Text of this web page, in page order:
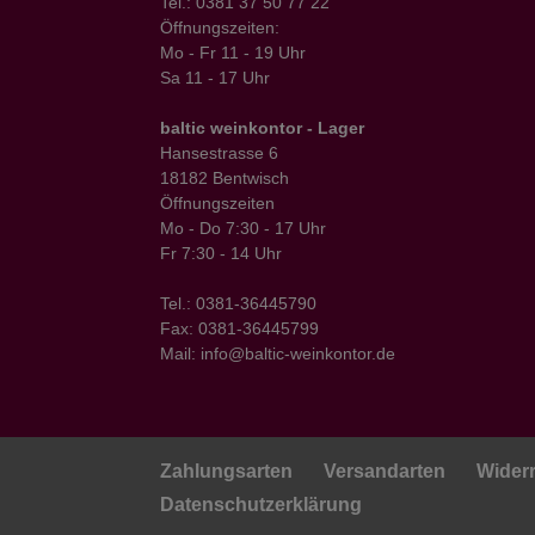
Öffnungszeiten:
Mo - Fr 11 - 19 Uhr
Sa 11 - 17 Uhr
baltic weinkontor - Lager
Hansestrasse 6
18182 Bentwisch
Öffnungszeiten
Mo - Do 7:30 - 17 Uhr
Fr 7:30 - 14 Uhr
Tel.: 0381-36445790
Fax: 0381-36445799
Mail: info@baltic-weinkontor.de
Zahlungsarten Versandarten
Datenschutzerklärung